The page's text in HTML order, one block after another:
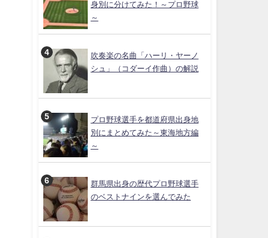
身別に分けてみた！～プロ野球
～
吹奏楽の名曲「ハーリ・ヤーノ
シュ」（コダーイ作曲）の解説
プロ野球選手を都道府県出身地
別にまとめてみた～東海地方編
～
群馬県出身の歴代プロ野球選手
のベストナインを選んでみた